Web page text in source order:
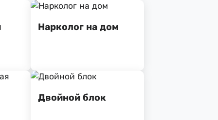
Нарколог на дом
Двойной блок